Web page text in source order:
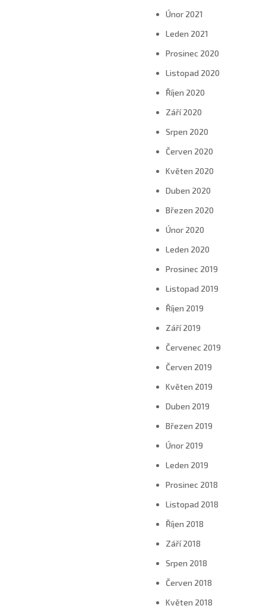
Únor 2021
Leden 2021
Prosinec 2020
Listopad 2020
Říjen 2020
Září 2020
Srpen 2020
Červen 2020
Květen 2020
Duben 2020
Březen 2020
Únor 2020
Leden 2020
Prosinec 2019
Listopad 2019
Říjen 2019
Září 2019
Červenec 2019
Červen 2019
Květen 2019
Duben 2019
Březen 2019
Únor 2019
Leden 2019
Prosinec 2018
Listopad 2018
Říjen 2018
Září 2018
Srpen 2018
Červen 2018
Květen 2018